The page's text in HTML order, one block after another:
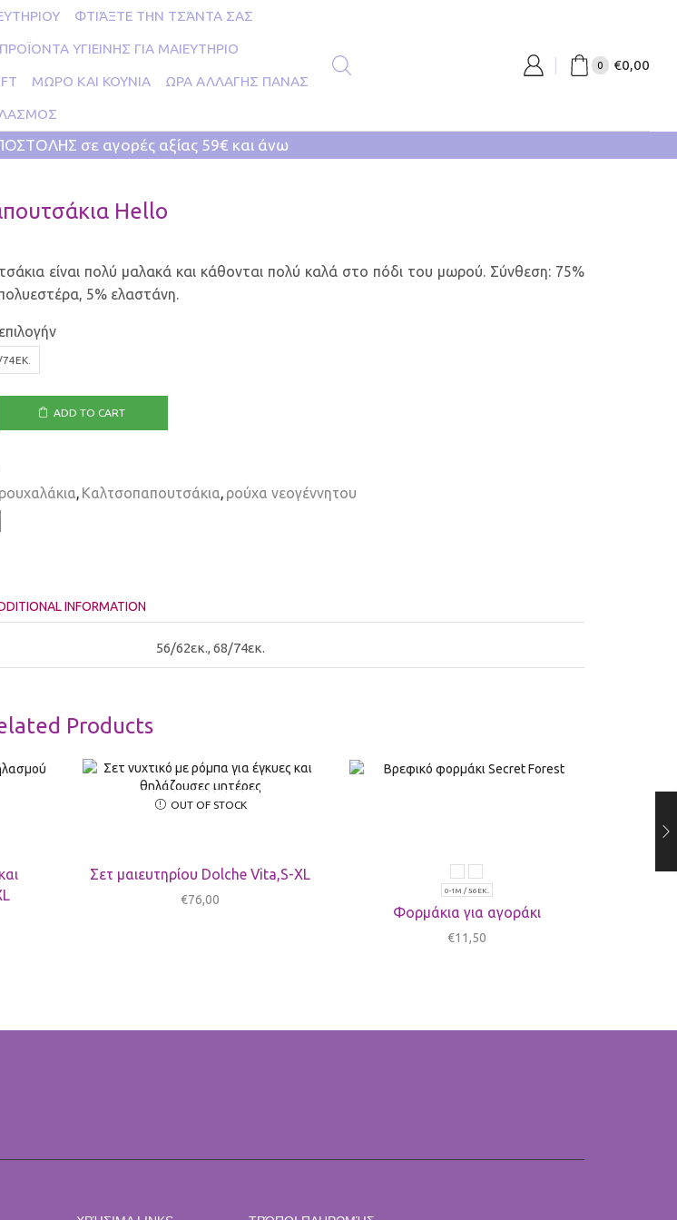
ΦΤΙΆΞΤΕ ΤΗΝ ΤΣΆΝΤΑ ΣΑΣ
ΠΡΟΪΟΝΤΑ ΥΓΙΕΙΝΗΣ ΓΙΑ ΜΑΙΕΥΤΗΡΙΟ
ΜΩΡΟ ΚΑΙ ΚΟΥΝΙΑ ΩΡΑ ΑΛΛΑΓΗΣ ΠΑΝΑΣ
0 €0,00
σε αγορές αξίας 59€ και άνω
Hello
είναι πολύ μαλακά και κάθονται πολύ καλά στο πόδι του μωρού. Σύνθεση: 75%
5% ελαστάνη.
ADD TO CART
, Καλτσοπαπουτσάκια, ρούχα νεογέννητου
INFORMATION
56/62εκ., 68/74εκ.
Products
OUT OF STOCK
Σετ μαιευτηρίου Dolche Vita,S-XL
€76,00
0-1M / 56ΕΚ.
Φορμάκια για αγοράκι
€11,50